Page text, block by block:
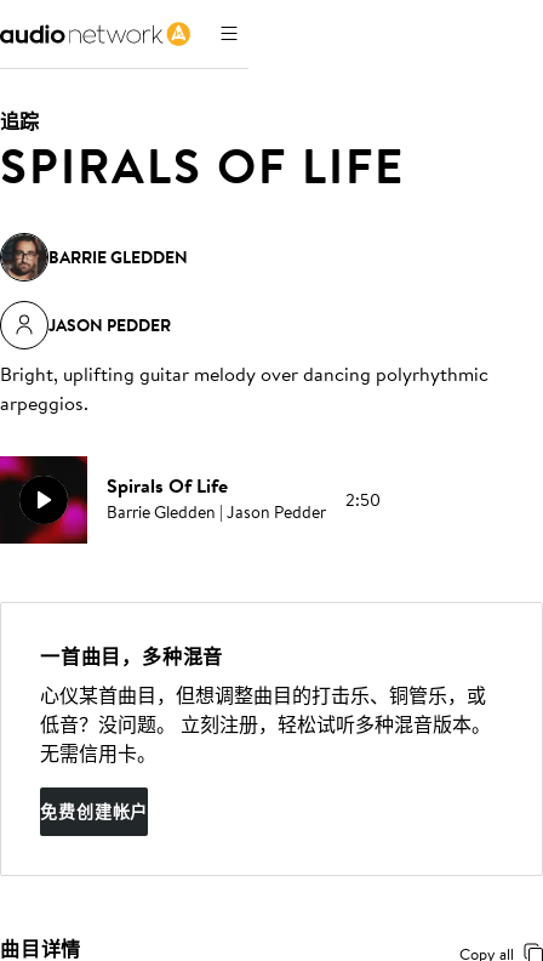
追踪
SPIRALS OF LIFE
BARRIE GLEDDEN
JASON PEDDER
Bright, uplifting guitar melody over dancing polyrhythmic
arpeggios.
Spirals Of Life
Barrie Gledden | Jason Pedder 2:50
一首曲目，多种混音
心仪某首曲目，但想调整曲目的打击乐、铜管乐，或
低音？没问题。 立刻注册，轻松试听多种混音版本。
无需信用卡。
免费创建帐户
曲目详情 Copy all